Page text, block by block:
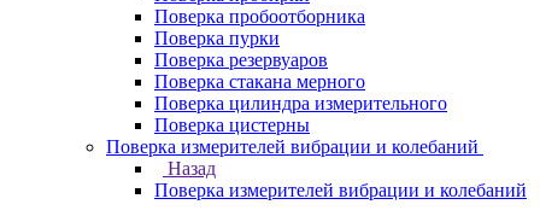
Поверка пробоотборника
Поверка пурки
Поверка резервуаров
Поверка стакана мерного
Поверка цилиндра измерительного
Поверка цистерны
Поверка измерителей вибрации и колебаний
Назад
Поверка измерителей вибрации и колебаний